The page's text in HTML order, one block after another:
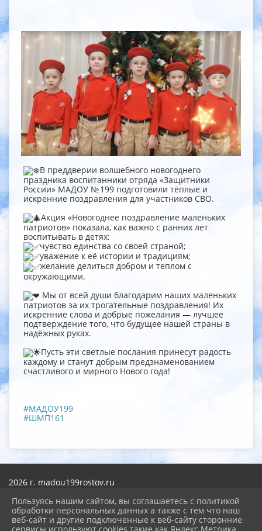
В преддверии волшебного новогоднего
праздника воспитанники отряда «Защитники
России» МАДОУ № 199 подготовили тёплые и
искренние поздравления для участников СВО.
Акция «Новогоднее поздравление маленьких
патриотов» показала, как важно с ранних лет
воспитывать в детях:
чувство единства со своей страной;
уважение к её истории и традициям;
желание делиться добром и теплом с
окружающими.
Мы от всей души благодарим наших маленьких
патриотов за их трогательные поздравления! Их
искренние слова и добрые пожелания — лучшее
подтверждение того, что будущее нашей страны в
надёжных руках.
Пусть эти светлые послания принесут радость
каждому и станут добрым предзнаменованием
счастливого и мирного Нового года!
#МАДОУ199
#ШМП161
2026 г. madou199rostov.ru
Карта сайта
Политика обработки персональных данных
Пользуясь нашим сайтом, вы соглашаетесь с политикой
обработки персональных данных а также с тем что наш
веб-сайт и другие подключенные к веб-сайту сторонние